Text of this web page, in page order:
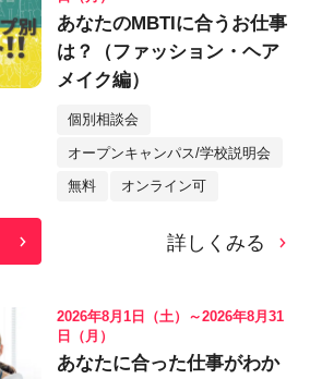
あなたのMBTIに合うお仕事
は？（ファッション・ヘア
メイク編）
個別相談会
オープンキャンパス/学校説明会
無料 オンライン可
詳しくみる
2026年8月1日（土）～2026年8月31
日（月）
あなたに合った仕事がわか